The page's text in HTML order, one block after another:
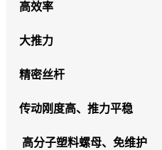
高效率
大推力
精密丝杆
传动刚度高、推力平稳
高分子塑料螺母、免维护